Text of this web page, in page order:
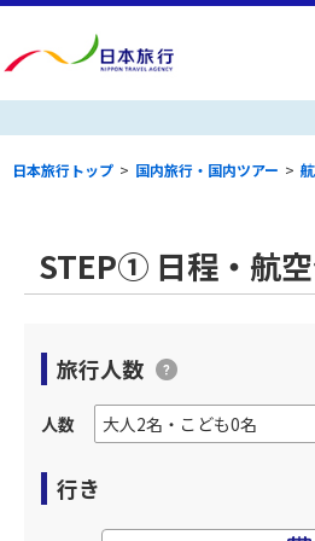
日本旅行トップ > 国内旅行・国内ツアー >
STEP① 日程・航
旅行人数
人数
行き